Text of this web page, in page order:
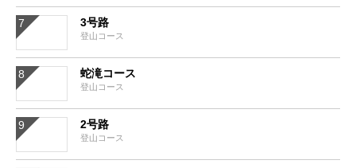
3号路
登山コース
蛇滝コース
登山コース
2号路
登山コース